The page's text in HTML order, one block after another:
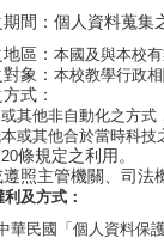
間：個人資料蒐集
區： 本國及與本校
象： 本校教學行政
式：
其他非自動化之方式
或其他合於當時科技
條規定之利用。
照主管機關、司法
及方式：
華民國「個人資料保